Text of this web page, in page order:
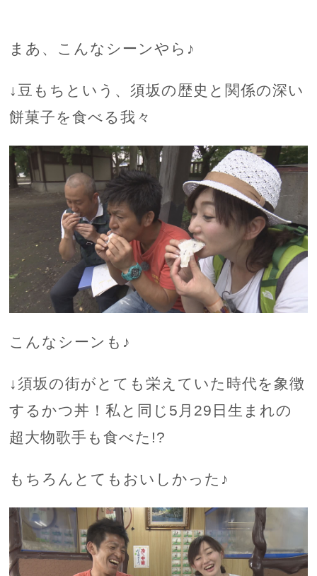
まあ、こんなシーンやら♪
↓豆もちという、須坂の歴史と関係の深い
餅菓子を食べる我々
こんなシーンも♪
↓須坂の街がとても栄えていた時代を象徴
するかつ丼！私と同じ5月29日生まれの
超大物歌手も食べた!?
もちろんとてもおいしかった♪